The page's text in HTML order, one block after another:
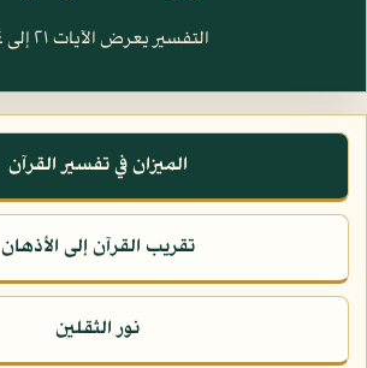
التفسير يعرض الآيات ٢١ إلى ٥٤
الميزان في تفسير القرآن
تقريب القرآن إلى الأذهان
نور الثقلين